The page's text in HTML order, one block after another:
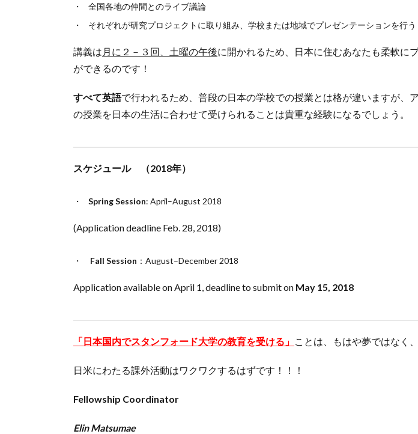
全国各地の仲間とのライブ議論
それぞれが研究プロジェクトに取り組み、学校または地域でプレゼンテーションを行う
講義は 月に２－３回、土曜の午後に開かれるため、日本に住むあなたも柔軟に
ができるのです！
すべて英語で行われるため、普段の日本の学校での授業とは格が違いますが、
の授業を日本の生活に合わせて受けられることは貴重な経験になるでしょう。
スケジュール （2018年）
Spring Session: April–August 2018
(Application deadline Feb. 28, 2018)
Fall Session ：August–December 2018
Application available on April 1, deadline to submit on May 15, 2018
「日本国内でスタンフォード大学の教育を受ける」 ことは、もはや夢ではなく、
日米にわたる課外活動はワクワクするはずです！！！
Fellowship Coordinator
Elin Matsumae